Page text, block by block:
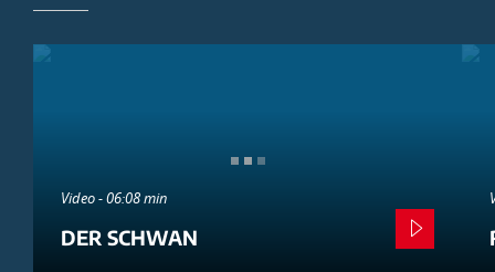
Video - 06:08 min
DER SCHWAN